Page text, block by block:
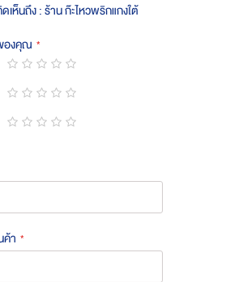
เห็นถึง : ร้าน ก๊ะไหวพริกแกงใต้
องคุณ
1
star
2
stars
3
stars
4
stars
5
stars
1
star
2
stars
3
stars
4
stars
5
stars
า